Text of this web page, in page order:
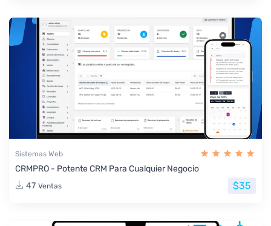
Sistemas Web
CRMPRO - Potente CRM Para Cualquier Negocio
47 Ventas $35